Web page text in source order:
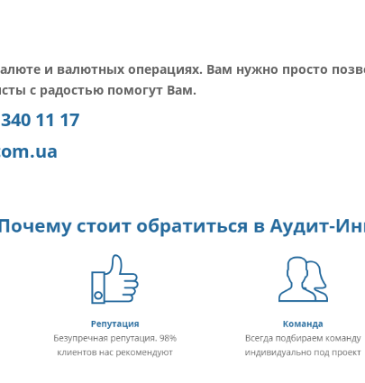
и валютных операциях. Вам нужно просто
с радостью помогут Вам.
11 17